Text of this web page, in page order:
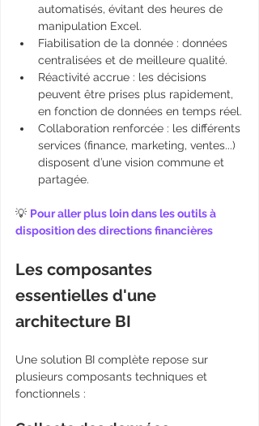
automatisés, évitant des heures de
manipulation Excel.
Fiabilisation de la donnée : données
centralisées et de meilleure qualité.
Réactivité accrue : les décisions
peuvent être prises plus rapidement,
en fonction de données en temps réel.
Collaboration renforcée : les différents
services (finance, marketing, ventes...)
disposent d’une vision commune et
partagée.
💡 Pour aller plus loin dans les outils à
disposition des directions financières
Les composantes
essentielles d'une
architecture BI
Une solution BI complète repose sur
plusieurs composants techniques et
fonctionnels :